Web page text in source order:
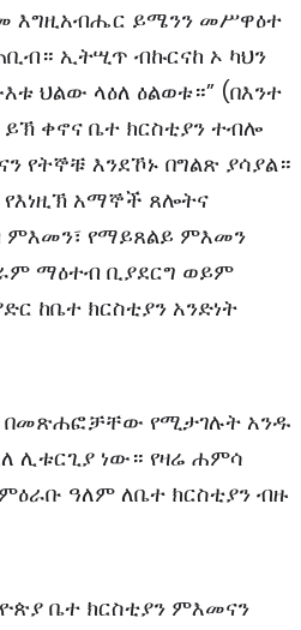
እግዚአብሔር ይሜንን መሥዋዕተ
ኢትሢጥ ብኩርናከ ኦ ካህን
ህልው ላዕለ ዕልወቱ።” (በእንተ
ይኽ ቀኖና ቤተ ክርስቲያን ተብሎ
እንደኾኑ በግልጽ ያሳያል።
አማኞች ጸሎትና
የማይጸልይ ምእመን
ማዕተብ ቢያደርግ ወይም
ከቤተ ክርስቲያን አንድነት
በመጽሐፎቻቸው የሚታገሉት አንዱ
ሊቱርጊያ ነው። የዛሬ ሐምሳ
ዓለም ለቤተ ክርስቲያን ብዙ
ቤተ ክርስቲያን ምእመናን